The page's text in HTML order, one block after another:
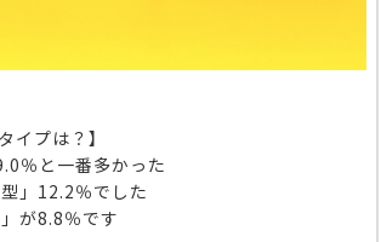
イプは？】
％と一番多かった
」12.2％でした
が8.8％です